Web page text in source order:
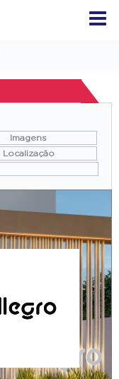
Imagens
Localização